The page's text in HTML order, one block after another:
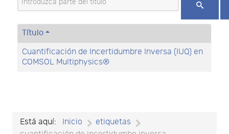
Título
Cuantificación de Incertidumbre Inversa (IUQ) en
COMSOL Multiphysics®
Está aquí: Inicio
etiquetas